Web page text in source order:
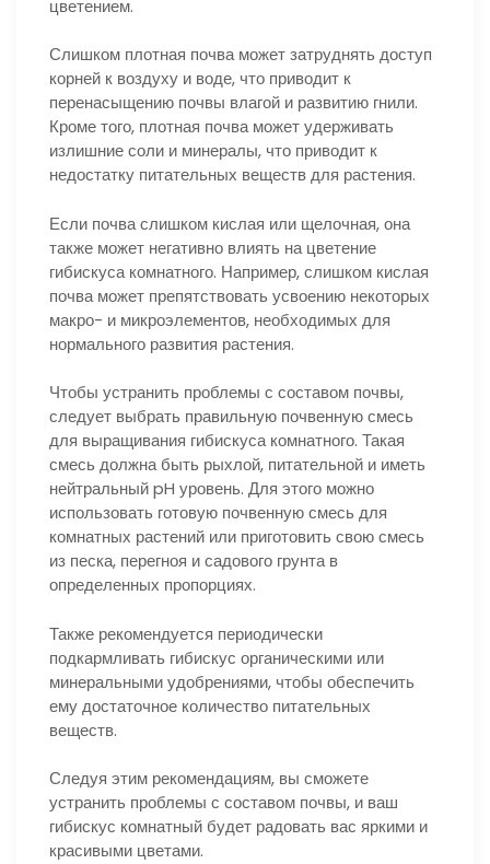
цветением.
Слишком плотная почва может затруднять доступ
корней к воздуху и воде, что приводит к
перенасыщению почвы влагой и развитию гнили.
Кроме того, плотная почва может удерживать
излишние соли и минералы, что приводит к
недостатку питательных веществ для растения.
Если почва слишком кислая или щелочная, она
также может негативно влиять на цветение
гибискуса комнатного. Например, слишком кислая
почва может препятствовать усвоению некоторых
макро- и микроэлементов, необходимых для
нормального развития растения.
Чтобы устранить проблемы с составом почвы,
следует выбрать правильную почвенную смесь
для выращивания гибискуса комнатного. Такая
смесь должна быть рыхлой, питательной и иметь
нейтральный pH уровень. Для этого можно
использовать готовую почвенную смесь для
комнатных растений или приготовить свою смесь
из песка, перегноя и садового грунта в
определенных пропорциях.
Также рекомендуется периодически
подкармливать гибискус органическими или
минеральными удобрениями, чтобы обеспечить
ему достаточное количество питательных
веществ.
Следуя этим рекомендациям, вы сможете
устранить проблемы с составом почвы, и ваш
гибискус комнатный будет радовать вас яркими и
красивыми цветами.